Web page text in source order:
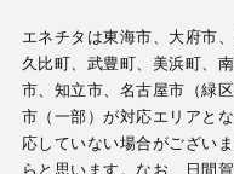
エネチタは東海市、大府市
久比町、武豊町、美浜町、
市、知立市、名古屋市（緑
市（一部）が対応エリアと
応していない場合がござい
らと思います。なお、日間